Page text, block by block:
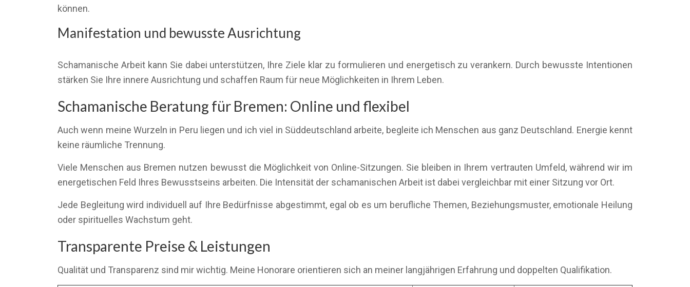
können.
Manifestation und bewusste Ausrichtung
Schamanische Arbeit kann Sie dabei unterstützen, Ihre Ziele klar zu formulieren und energetisch zu verankern. Durch bewusste Intentionen
stärken Sie Ihre innere Ausrichtung und schaffen Raum für neue Möglichkeiten in Ihrem Leben.
Schamanische Beratung für Bremen: Online und flexibel
Auch wenn meine Wurzeln in Peru liegen und ich viel in Süddeutschland arbeite, begleite ich Menschen aus ganz Deutschland. Energie kennt
keine räumliche Trennung.
Viele Menschen aus Bremen nutzen bewusst die Möglichkeit von Online-Sitzungen. Sie bleiben in Ihrem vertrauten Umfeld, während wir im
energetischen Feld Ihres Bewusstseins arbeiten. Die Intensität der schamanischen Arbeit ist dabei vergleichbar mit einer Sitzung vor Ort.
Jede Begleitung wird individuell auf Ihre Bedürfnisse abgestimmt, egal ob es um berufliche Themen, Beziehungsmuster, emotionale Heilung
oder spirituelles Wachstum geht.
Transparente Preise & Leistungen
Qualität und Transparenz sind mir wichtig. Meine Honorare orientieren sich an meiner langjährigen Erfahrung und doppelten Qualifikation.